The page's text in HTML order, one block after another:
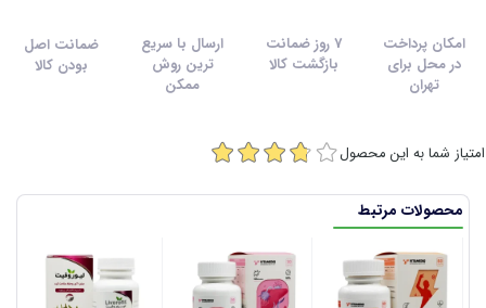
امکان پرداخت
در محل برای
تهران
7 روز ضمانت
بازگشت کالا
ارسال با سریع
ترین روش
ممکن
ضمانت اصل
بودن کالا
امتیاز شما به این محصول
محصولات مرتبط